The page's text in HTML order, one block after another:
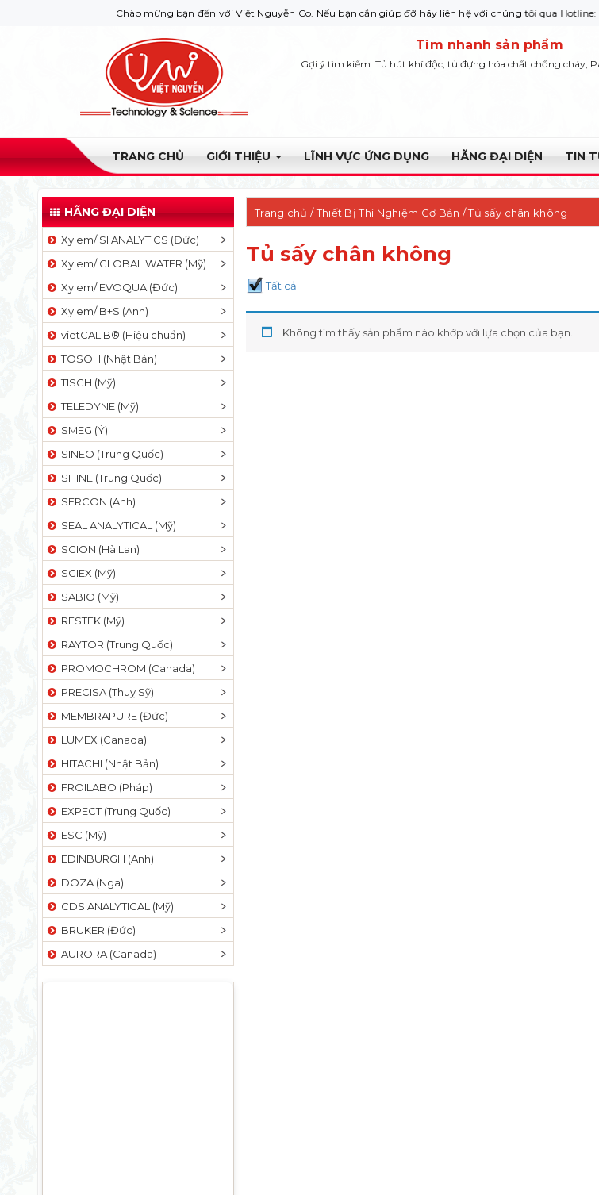
Chào mừng bạn đến với Việt Nguyễn Co. Nếu bạn cần giúp đỡ hãy liên hệ với chúng tôi qua Hotline: 0932
Tìm nhanh sản phẩm
Gợi ý tìm kiếm: Tủ hút khí độc, tủ đựng hóa chất chống cháy,
TRANG CHỦ GIỚI THIỆU LĨNH VỰC ỨNG DỤNG HÃNG ĐẠI DIỆN TIN
HÃNG ĐẠI DIỆN
Xylem/ SI ANALYTICS (Đức)
Xylem/ GLOBAL WATER (Mỹ)
Xylem/ EVOQUA (Đức)
Xylem/ B+S (Anh)
vietCALIB® (Hiệu chuẩn)
TOSOH (Nhật Bản)
TISCH (Mỹ)
TELEDYNE (Mỹ)
SMEG (Ý)
SINEO (Trung Quốc)
SHINE (Trung Quốc)
SERCON (Anh)
SEAL ANALYTICAL (Mỹ)
SCION (Hà Lan)
SCIEX (Mỹ)
SABIO (Mỹ)
RESTEK (Mỹ)
RAYTOR (Trung Quốc)
PROMOCHROM (Canada)
PRECISA (Thuỵ Sỹ)
MEMBRAPURE (Đức)
LUMEX (Canada)
HITACHI (Nhật Bản)
FROILABO (Pháp)
EXPECT (Trung Quốc)
ESC (Mỹ)
EDINBURGH (Anh)
DOZA (Nga)
CDS ANALYTICAL (Mỹ)
BRUKER (Đức)
AURORA (Canada)
Trang chủ /Thiết Bị Thí Nghiệm Cơ Bản / Tủ sấy chân không
Tủ sấy chân không
Tất cả
Không tìm thấy sản phẩm nào khớp với lựa chọn của bạn.